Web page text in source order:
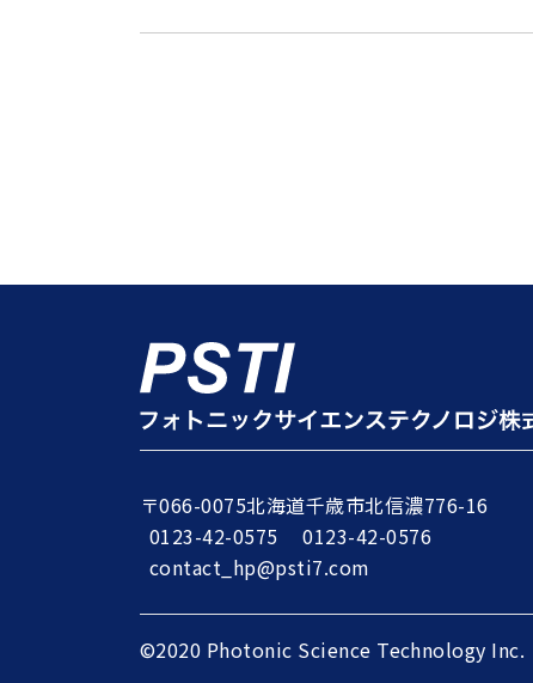
〒066-0075北海道千歳市北信濃776-16
0123-42-0575
0123-42-0576
contact_hp@psti7.com
©2020 Photonic Science Technology Inc.